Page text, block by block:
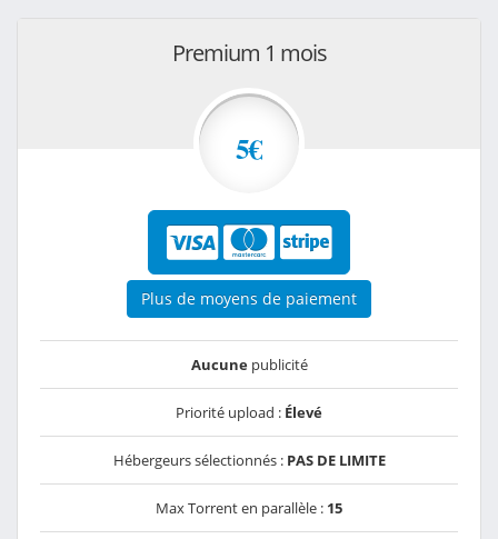
Premium 1 mois
5€
Plus de moyens de paiement
Aucunepublicité
Priorité upload : Élevé
Hébergeurs sélectionnés : PAS DE LIMITE
Max Torrent en parallèle : 15